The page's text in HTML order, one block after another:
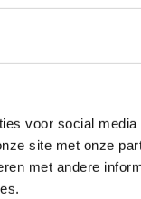
voor social media
site met onze
met andere